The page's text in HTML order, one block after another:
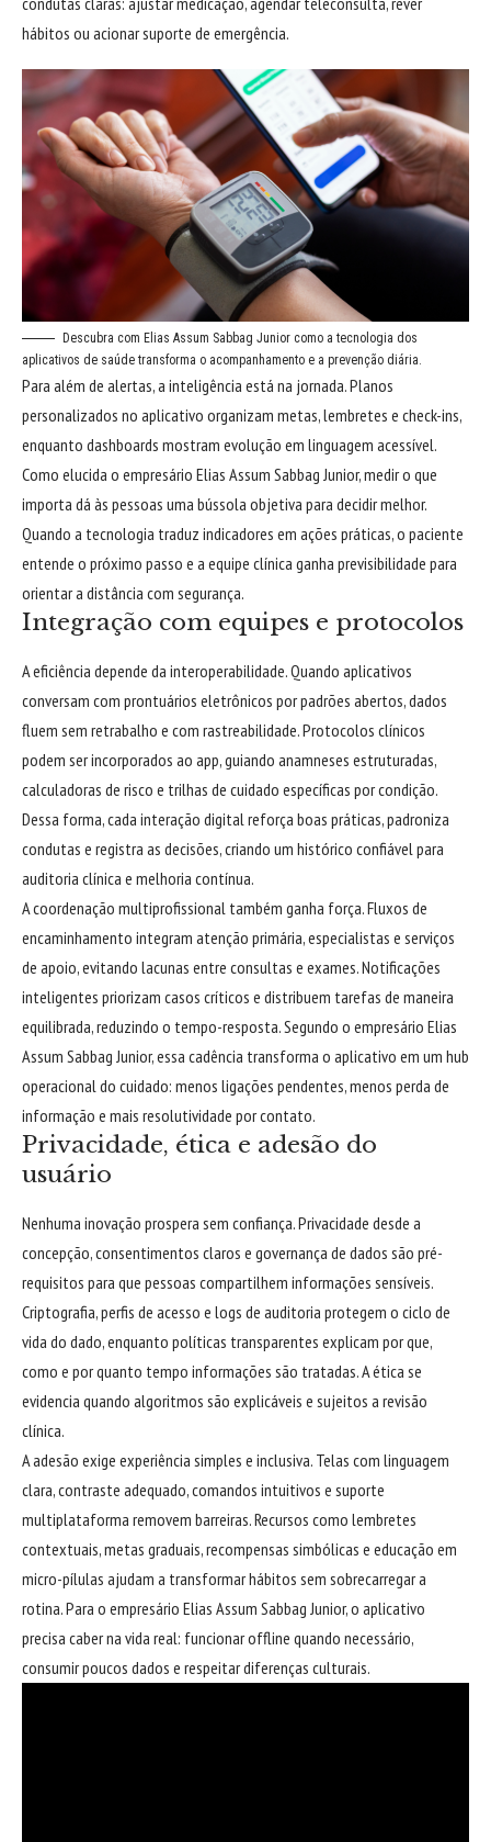
hábitos ou acionar suporte de emergência.
Descubra com Elias Assum Sabbag Junior como a tecnologia dos
aplicativos de saúde transforma o acompanhamento e a prevenção diária.
Para além de alertas, a inteligência está na jornada. Planos
personalizados no aplicativo organizam metas, lembretes e check-ins,
enquanto dashboards mostram evolução em linguagem acessível.
Como elucida o empresário Elias Assum Sabbag Junior, medir o que
importa dá às pessoas uma bússola objetiva para decidir melhor.
Quando a tecnologia traduz indicadores em ações práticas, o paciente
entende o próximo passo e a equipe clínica ganha previsibilidade para
orientar a distância com segurança.
Integração com equipes e protocolos
A eficiência depende da interoperabilidade. Quando aplicativos
conversam com prontuários eletrônicos por padrões abertos, dados
fluem sem retrabalho e com rastreabilidade. Protocolos clínicos
podem ser incorporados ao app, guiando anamneses estruturadas,
calculadoras de risco e trilhas de cuidado específicas por condição.
Dessa forma, cada interação digital reforça boas práticas, padroniza
condutas e registra as decisões, criando um histórico confiável para
auditoria clínica e melhoria contínua.
A coordenação multiprofissional também ganha força. Fluxos de
encaminhamento integram atenção primária, especialistas e serviços
de apoio, evitando lacunas entre consultas e exames. Notificações
inteligentes priorizam casos críticos e distribuem tarefas de maneira
equilibrada, reduzindo o tempo-resposta. Segundo o empresário Elias
Assum Sabbag Junior, essa cadência transforma o aplicativo em um hub
operacional do cuidado: menos ligações pendentes, menos perda de
informação e mais resolutividade por contato.
Privacidade, ética e adesão do
usuário
Nenhuma inovação prospera sem confiança. Privacidade desde a
concepção, consentimentos claros e governança de dados são pré-
requisitos para que pessoas compartilhem informações sensíveis.
Criptografia, perfis de acesso e logs de auditoria protegem o ciclo de
vida do dado, enquanto políticas transparentes explicam por que,
como e por quanto tempo informações são tratadas. A ética se
evidencia quando algoritmos são explicáveis e sujeitos a revisão
clínica.
A adesão exige experiência simples e inclusiva. Telas com linguagem
clara, contraste adequado, comandos intuitivos e suporte
multiplataforma removem barreiras. Recursos como lembretes
contextuais, metas graduais, recompensas simbólicas e educação em
micro-pílulas ajudam a transformar hábitos sem sobrecarregar a
rotina. Para o empresário Elias Assum Sabbag Junior, o aplicativo
precisa caber na vida real: funcionar offline quando necessário,
consumir poucos dados e respeitar diferenças culturais.